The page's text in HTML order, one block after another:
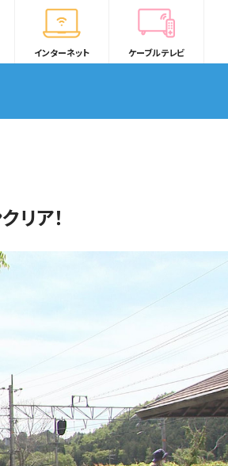
インターネット ケーブルテレビ
リア！